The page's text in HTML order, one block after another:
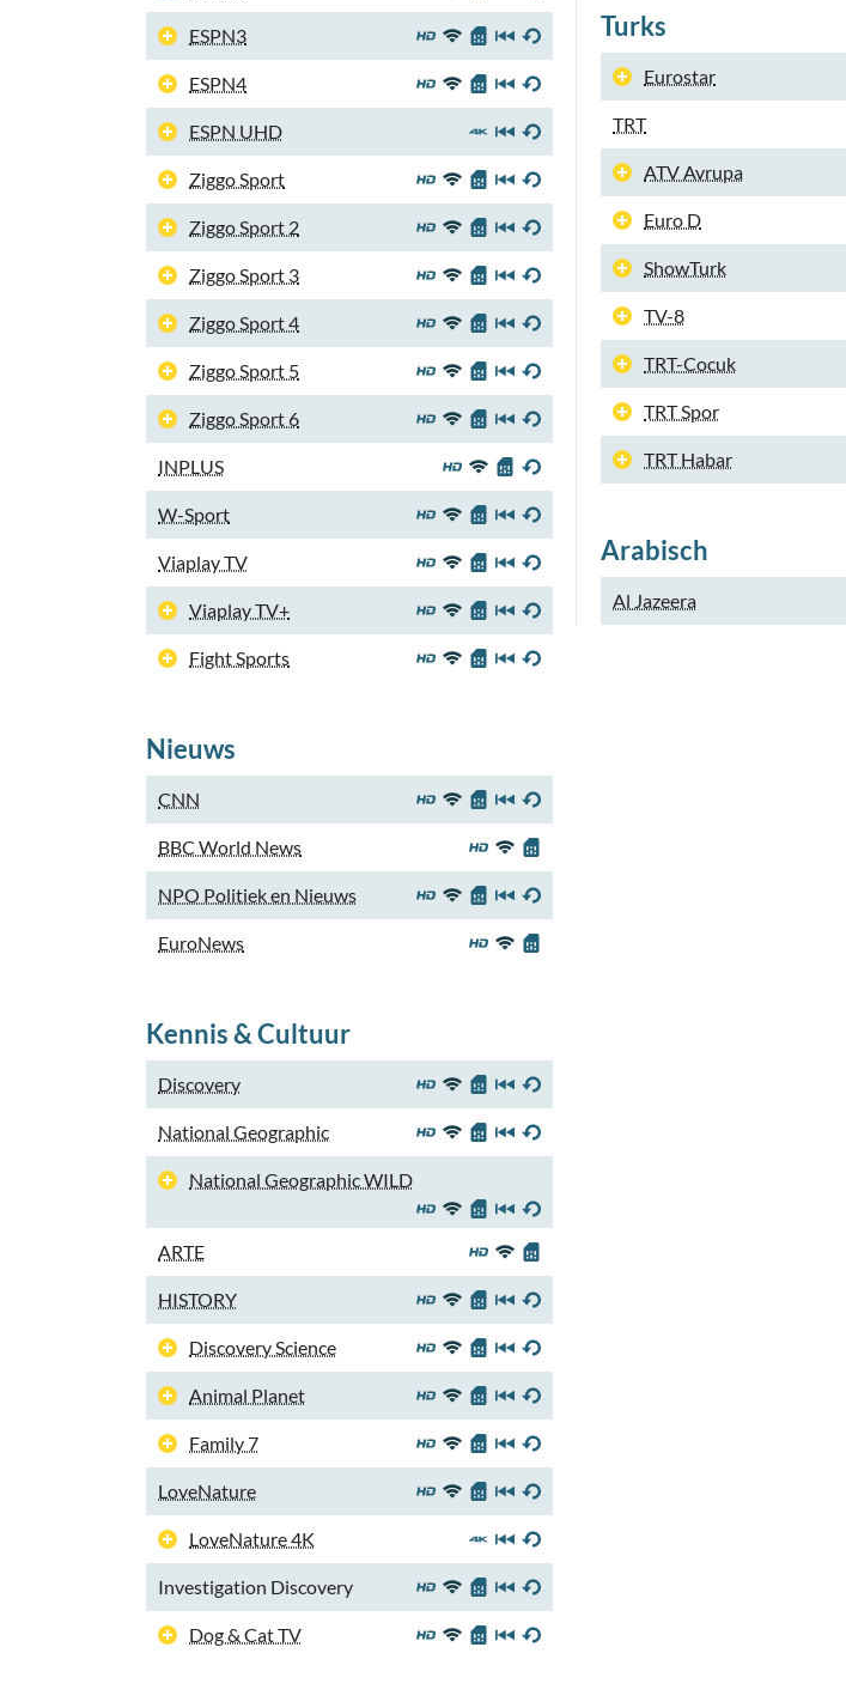
ESPN3
ESPN4
ESPN UHD
Ziggo Sport
Ziggo Sport 2
Ziggo Sport 3
Ziggo Sport 4
Ziggo Sport 5
Ziggo Sport 6
INPLUS
W-Sport
Viaplay TV
Viaplay TV+
Fight Sports
Nieuws
CNN
BBC World News
NPO Politiek en Nieuws
EuroNews
Kennis & Cultuur
Discovery
National Geographic
National Geographic WILD
ARTE
HISTORY
Discovery Science
Animal Planet
Family 7
LoveNature
LoveNature 4K
Investigation Discovery
Dog & Cat TV
Turks
Eurostar
TRT
ATV Avrupa
Euro D
ShowTurk
TV-8
TRT-Cocuk
TRT Spor
TRT Habar
Arabisch
Al Jazeera